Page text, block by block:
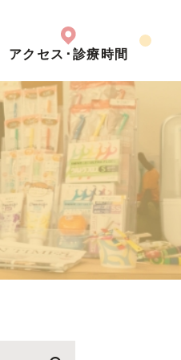
アクセス･診療時間